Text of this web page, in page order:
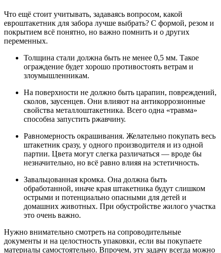
Что ещё стоит учитывать, задаваясь вопросом, какой
евроштакетник для забора лучше выбрать? С формой, резом и
покрытием всё понятно, но важно помнить и о других
переменных.
Толщина стали должна быть не менее 0,5 мм. Такое
ограждение будет хорошо противостоять ветрам и
злоумышленникам.
На поверхности не должно быть царапин, повреждений,
сколов, заусенцев. Они влияют на антикоррозионные
свойства металлоштакетника. Всего одна «травма»
способна запустить ржавчину.
Равномерность окрашивания. Желательно покупать весь
штакетник сразу, у одного производителя и из одной
партии. Цвета могут слегка различаться — вроде бы
незначительно, но всё равно влияя на эстетичность.
Завальцованная кромка. Она должна быть
обработанной, иначе края штакетника будут слишком
острыми и потенциально опасными для детей и
домашних животных. При обустройстве жилого участка
это очень важно.
Нужно внимательно смотреть на сопроводительные
документы и на целостность упаковки, если вы покупаете
материалы самостоятельно. Впрочем, эту задачу всегда можно